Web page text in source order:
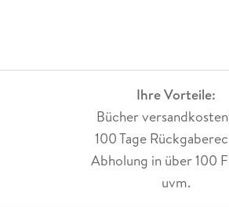
Ihre Vorteile:
Bücher
100 Tage
Abholung in über 100
uvm.